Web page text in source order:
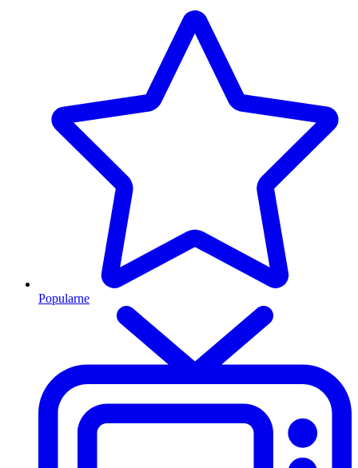
Popularne